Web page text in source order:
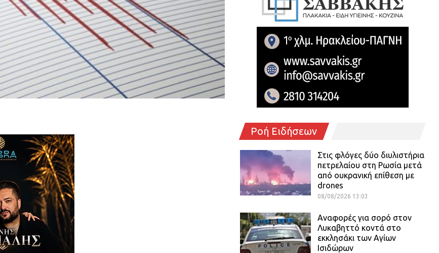
Ροή Ειδήσεων
Στις φλόγες δύο διυλιστήρια
πετρελαίου στη Ρωσία μετά
από ουκρανική επίθεση με
drones
08/08/2026 13:03
Αναφορές για σορό στον
Λυκαβηττό κοντά στο
εκκλησάκι των Αγίων
Ισιδώρων